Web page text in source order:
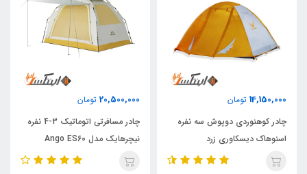
14,150,000 تومان
چادر کوهنوردی دوپوش سه نفره
اسنوهاک دیسکاوری زرد
20,500,000 تومان
چادر مسافرتی اتوماتیک 3-4 نفره
نیچرهایک مدل Ango ES60